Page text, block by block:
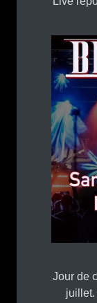
Jour de
juillet.